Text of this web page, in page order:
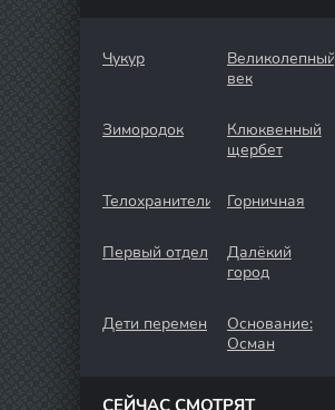
Чукур
Великолепный
век
Зимородок
Клюквенный
щербет
Телохранители Горничная
Первый отдел
Далёкий
город
Дети перемен
Основание:
Осман
СЕЙЧАС СМОТРЯТ